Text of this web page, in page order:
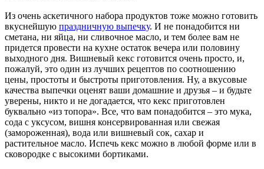
Из очень аскетичного набора продуктов тоже можно готовить
вкуснейшую праздничную выпечку. И не понадобится ни
сметана, ни яйца, ни сливочное масло, и тем более вам не
придется провести на кухне остаток вечера или половину
выходного дня. Вишневый кекс готовится очень просто, и,
пожалуй, это один из лучших рецептов по соотношению
цены, простоты и быстроты приготовления. Ну, а вкусовые
качества выпечки оценят ваши домашние и друзья – и будьте
уверены, никто и не догадается, что кекс приготовлен
буквально «из топора». Все, что вам понадобится – это мука,
сода с уксусом, вишня консервированная или свежая
(замороженная), вода или вишневый сок, сахар и
растительное масло. Испечь кекс можно в любой форме или в
сковородке с высокими бортиками.